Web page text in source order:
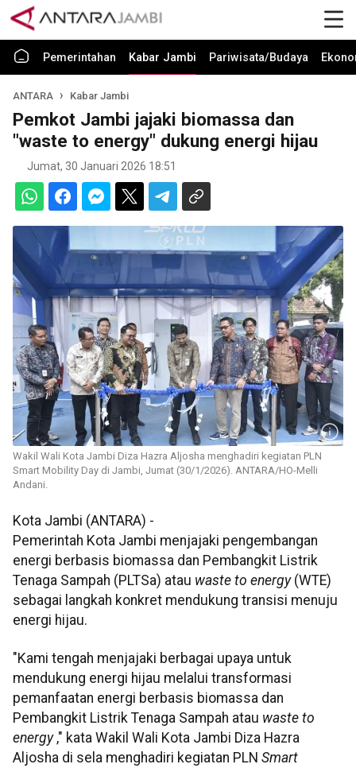
Pemerintahan Kabar Jambi Pariwisata/Budaya
ANTARA Kabar Jambi
Pemkot Jambi jajaki biomassa dan
"waste to energy" dukung energi hijau
Jumat, 30 Januari 2026 18:51
Wakil Wali Kota Jambi Diza Hazra Aljosha menghadiri kegiatan PLN
Smart Mobility Day di Jambi, Jumat (30/1/2026). ANTARA/HO-Melli
Andani.
Kota Jambi (ANTARA) -
Pemerintah Kota Jambi menjajaki pengembangan
energi berbasis biomassa dan Pembangkit Listrik
Tenaga Sampah (PLTSa) atau waste to energy(WTE)
sebagai langkah konkret mendukung transisi menuju
energi hijau.
"Kami tengah menjajaki berbagai upaya untuk
mendukung energi hijau melalui transformasi
pemanfaatan energi berbasis biomassa dan
Pembangkit Listrik Tenaga Sampah atau waste to
energy," kata Wakil Wali Kota Jambi Diza Hazra
Aljosha di sela menghadiri kegiatan PLN Smart